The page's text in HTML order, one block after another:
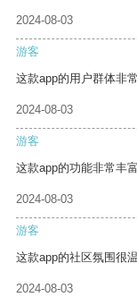
2024-08-03
游客
这款app的用户群体非
2024-08-03
游客
这款app的功能非常丰
2024-08-03
游客
这款app的社区氛围很
2024-08-03